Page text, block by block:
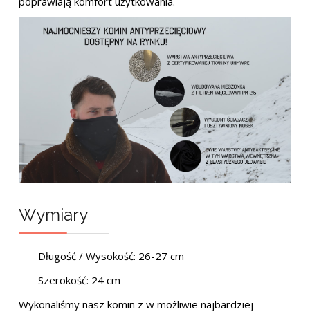
Wymiary
Długość / Wysokość: 26-27 cm
Szerokość: 24 cm
Wykonaliśmy nasz komin z w możliwie najbardziej